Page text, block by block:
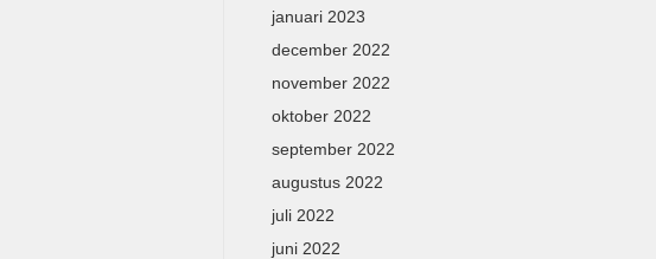
januari 2023
december 2022
november 2022
oktober 2022
september 2022
augustus 2022
juli 2022
juni 2022